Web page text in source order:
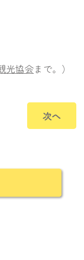
光協会まで。）
次へ